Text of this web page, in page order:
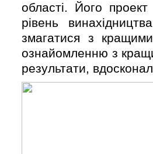
області. Його
рівень
змагатися з
ознайомленню з
результати,